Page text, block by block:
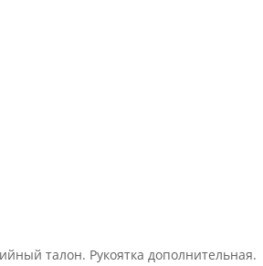
талон. Рукоятка дополнительная.